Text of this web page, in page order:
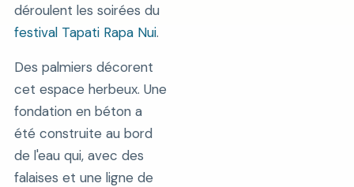
déroulent les soirées du
festival Tapati Rapa Nui.
Des palmiers décorent
cet espace herbeux. Une
fondation en béton a
été construite au bord
de l'eau qui, avec des
falaises et une ligne de